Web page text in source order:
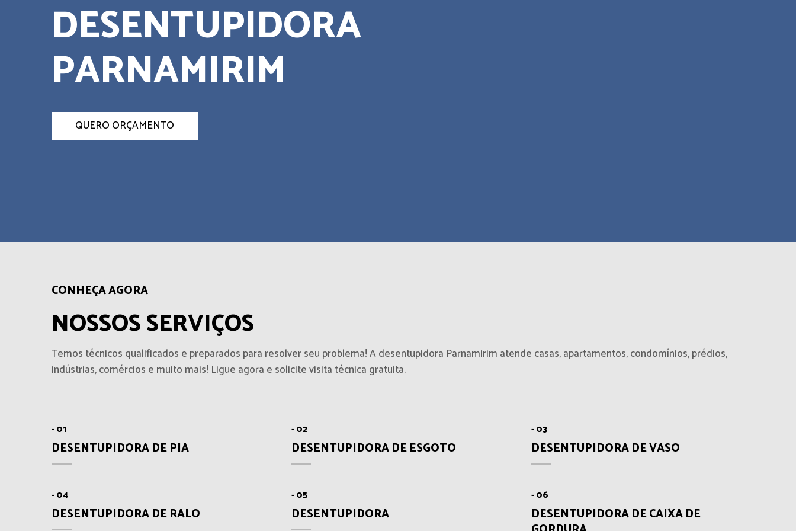
DESENTUPIDORA
PARNAMIRIM
QUERO ORÇAMENTO
CONHEÇA AGORA
NOSSOS SERVIÇOS
Temos técnicos qualificados e preparados para resolver seu problema! A desentupidora Parnamirim atende casas, apartamentos, condomínios, prédios,
indústrias, comércios e muito mais! Ligue agora e solicite visita técnica gratuita.
- 01
DESENTUPIDORA DE PIA
- 02
DESENTUPIDORA DE ESGOTO
- 03
DESENTUPIDORA DE VASO
- 04
DESENTUPIDORA DE RALO
- 05
DESENTUPIDORA
- 06
DESENTUPIDORA DE CAIXA DE